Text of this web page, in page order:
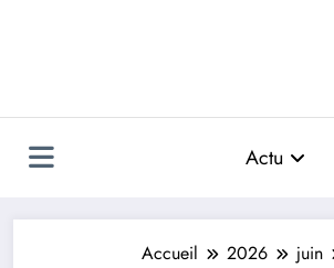
Actu
Accueil 2026 juin